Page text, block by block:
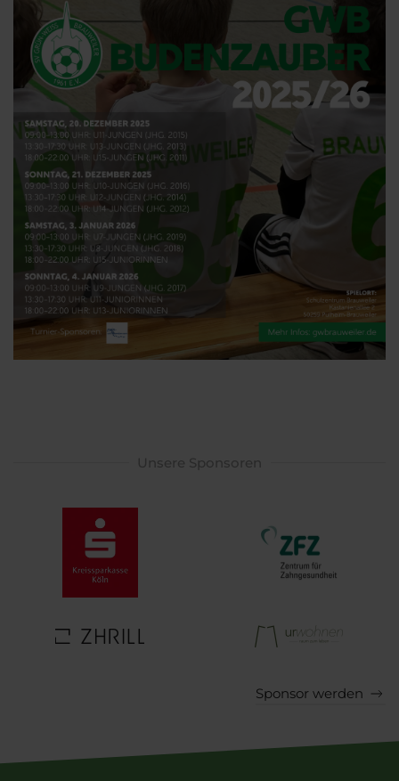
Unsere Sponsoren
Sponsor werden